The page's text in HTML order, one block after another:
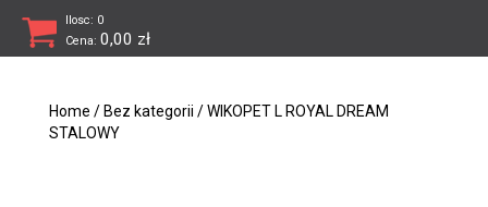
Ilosc: 0
Cena: 0,00 zł
Home / Bez kategorii / WIKOPET L ROYAL DREAM
STALOWY